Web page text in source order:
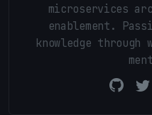
microservices
enablement.
knowledge